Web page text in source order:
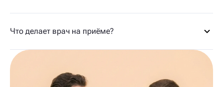
Что делает врач на приёме?